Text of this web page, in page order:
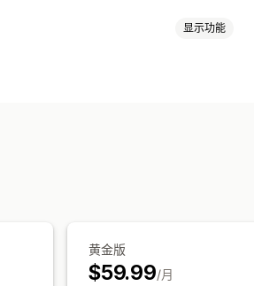
显示功能
黄金版
$59.99/月